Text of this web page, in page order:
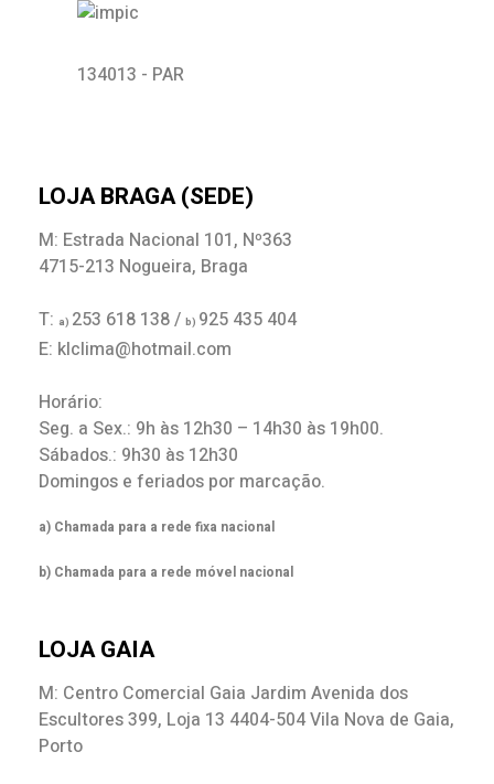
134013 - PAR
LOJA BRAGA (SEDE)
M: Estrada Nacional 101, Nº363
4715-213 Nogueira, Braga
T: a) 253 618 138 / b) 925 435 404
E: klclima@hotmail.com
Horário:
Seg. a Sex.: 9h às 12h30 – 14h30 às 19h00.
Sábados.: 9h30 às 12h30
Domingos e feriados por marcação.
a) Chamada para a rede fixa nacional
b) Chamada para a rede móvel nacional
LOJA GAIA
M: Centro Comercial Gaia Jardim Avenida dos
Escultores 399, Loja 13 4404-504 Vila Nova de Gaia,
Porto